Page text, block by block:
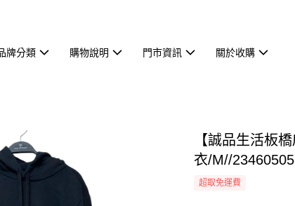
牌分類 購物說明 門市資訊 關於收購
【誠品生活板
衣/M//
超取免運費